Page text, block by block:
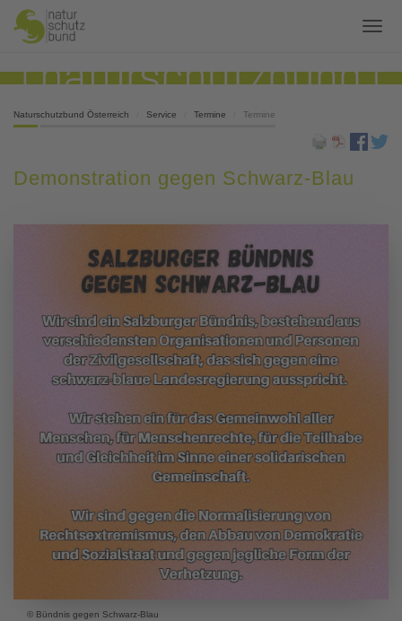
Naturschutzbund Österreich Service Termine Termine
Demonstration gegen Schwarz-Blau
© Bündnis gegen Schwarz-Blau